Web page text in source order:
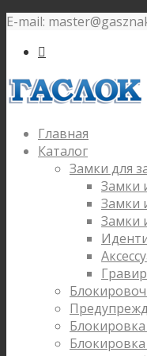
E-mail:

Главная
Каталог
Замки для
Замки
Замки
Замки